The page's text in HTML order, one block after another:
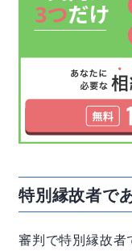
特別縁故者で
審判で特別縁故者